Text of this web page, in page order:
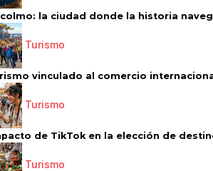
la ciudad donde la historia
Turismo
vinculado al comercio
Turismo
de TikTok en la elección de
Turismo